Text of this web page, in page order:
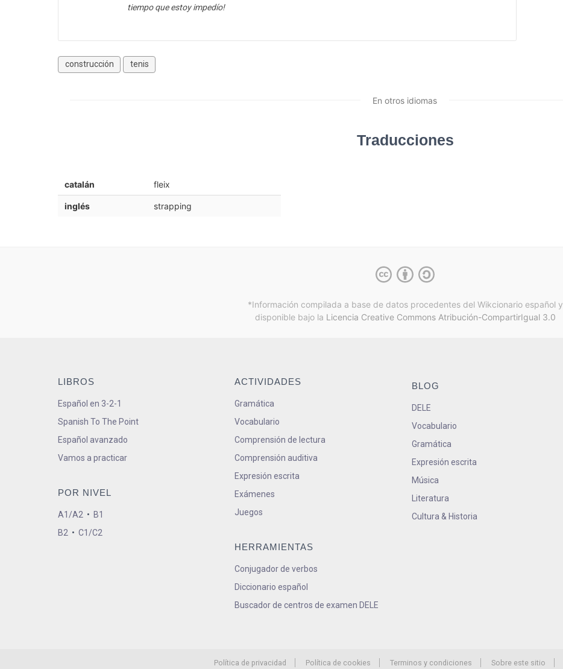
tiempo que estoy impedío!
construcción tenis
En otros idiomas
Traducciones
catalán fleix
inglés strapping
*Información compilada a base de datos procedentes del Wikcionario español y
disponible bajo la Licencia Creative Commons Atribución-CompartirIgual 3.0
LIBROS
Español en 3-2-1
Spanish To The Point
Español avanzado
Vamos a practicar
POR NIVEL
A1/A2 • B1
B2 • C1/C2
ACTIVIDADES
Gramática
Vocabulario
Comprensión de lectura
Comprensión auditiva
Expresión escrita
Exámenes
Juegos
HERRAMIENTAS
Conjugador de verbos
Diccionario español
Buscador de centros de examen DELE
BLOG
DELE
Vocabulario
Gramática
Expresión escrita
Música
Literatura
Cultura & Historia
Política de privacidad Política de cookies Terminos y condiciones Sobre este sitio